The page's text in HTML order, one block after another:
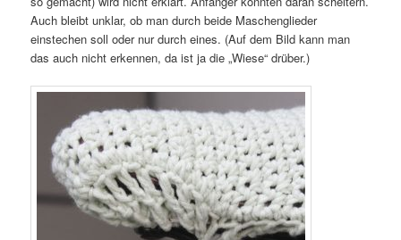
Auch bleibt unklar, ob man durch beide Maschenglieder
einstechen soll oder nur durch eines. (Auf dem Bild kann man
das auch nicht erkennen, da ist ja die „Wiese“ drüber.)